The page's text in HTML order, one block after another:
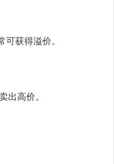
获得溢价。
出高价。